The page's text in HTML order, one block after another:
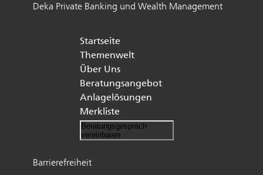
Deka Private Banking und Wealth Management
Startseite
Themenwelt
Über Uns
Beratungsangebot
Anlagelösungen
Merkliste
Beratungsgespräch
vereinbaren
Barrierefreiheit